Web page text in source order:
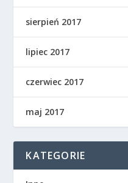
sierpień 2017
lipiec 2017
czerwiec 2017
maj 2017
KATEGORIE